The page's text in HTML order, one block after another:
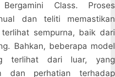
Class. Proses
dan teliti memastikan
sempurna, baik dari
Bahkan, beberapa model
terlihat dari luar, yang
dan perhatian terhadap